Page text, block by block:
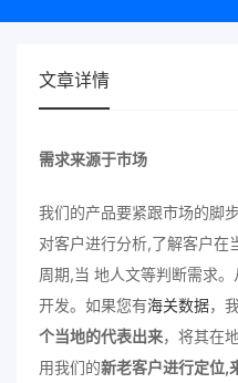
文章详情
需求来源于市场
我们的产品要紧跟市场的脚
对客户进行分析,了解客户在
周期,当 地人文等判断需求
开发。如果您有海关数据，
个当地的代表出来，将其在
用我们的新老客户进行定位,